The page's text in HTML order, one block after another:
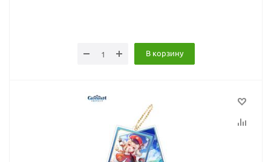
В корзину